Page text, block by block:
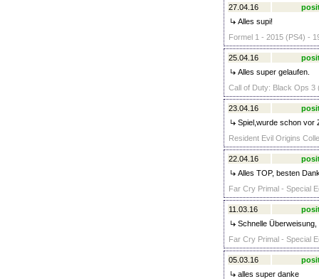
27.04.16
Alles supi!
Formel 1 - 2015 (PS4) -
25.04.16
Alles super gelaufen.
Call of Duty: Black Ops 3
23.04.16
Spiel,wurde schon vor
Resident Evil Origins
22.04.16
Alles TOP, besten
Far Cry Primal - Special
11.03.16
Schnelle
Far Cry Primal - Special
05.03.16
alles super danke